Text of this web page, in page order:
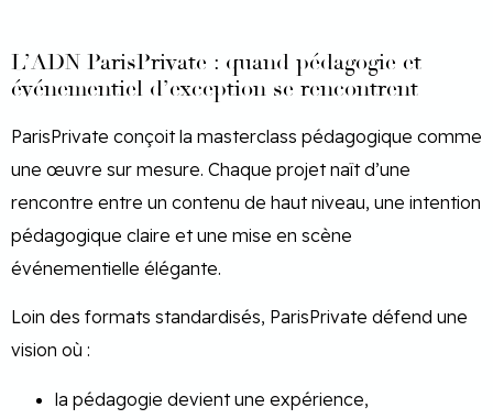
L’ADN ParisPrivate : quand pédagogie et
événementiel d’exception se rencontrent
ParisPrivate conçoit la masterclass pédagogique comme
une œuvre sur mesure. Chaque projet naît d’une
rencontre entre un contenu de haut niveau, une intention
pédagogique claire et une mise en scène
événementielle élégante.
Loin des formats standardisés, ParisPrivate défend une
vision où :
la pédagogie devient une expérience,